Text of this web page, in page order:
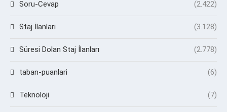
Soru-Cevap (2.422)
Staj İlanları (3.128)
Süresi Dolan Staj İlanları (2.778)
taban-puanlari (6)
Teknoloji (7)